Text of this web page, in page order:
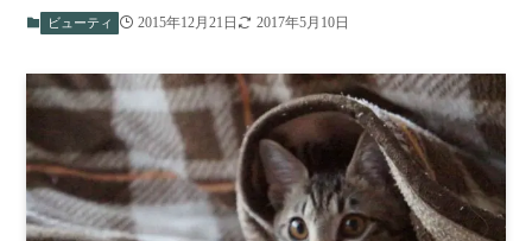
ビューティ 2015年12月21日 2017年5月10日